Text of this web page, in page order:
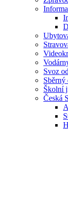
Svoz
Sběrný
Školní
Česká